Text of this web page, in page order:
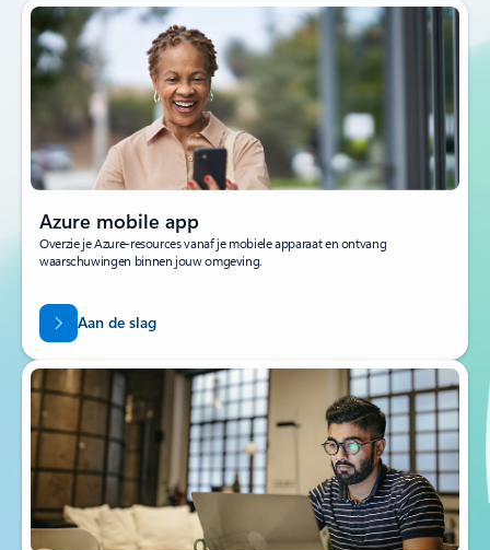
Azure mobile app
Overzie je Azure-resources vanaf je mobiele apparaat en ontvang
waarschuwingen binnen jouw omgeving.
Aan de slag